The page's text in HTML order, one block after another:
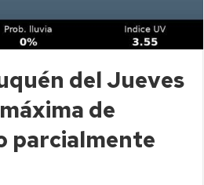
del Jueves
de
parcialmente